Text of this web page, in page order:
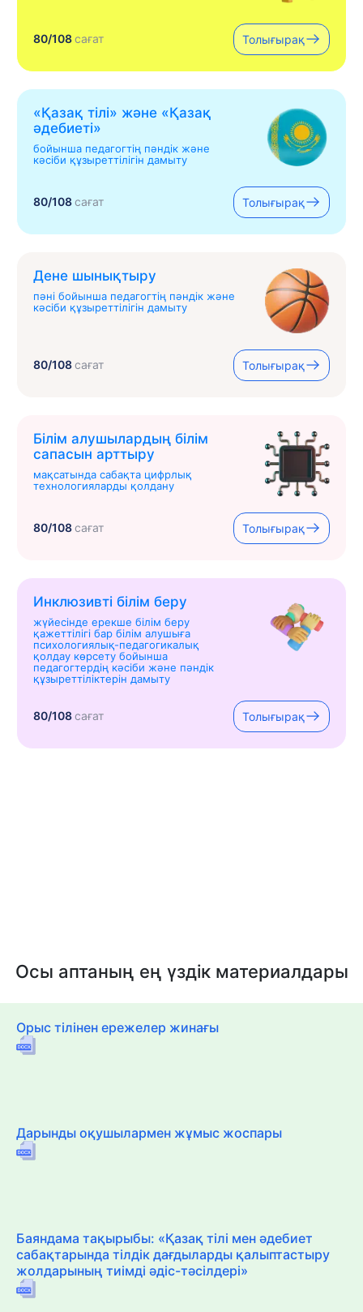
80/108сағат Толығырақ
«Қазақ тілі» жəне «Қазақ
əдебиеті»
бойынша педагогтің пәндік және
кәсіби құзыреттілігін дамыту
80/108сағат Толығырақ
Дене шынықтыру
пәні бойынша педагогтің пәндік және
кәсіби құзыреттілігін дамыту
80/108сағат Толығырақ
Білім алушылардың білім
сапасын арттыру
мақсатында сабақта цифрлық
технологияларды қолдану
80/108сағат Толығырақ
Инклюзивті білім беру
жүйесінде ерекше білім беру
қажеттілігі бар білім алушыға
психологиялық-педагогикалық
қолдау көрсету бойынша
педагогтердің кәсіби және пәндік
құзыреттіліктерін дамыту
80/108сағат Толығырақ
Осы аптаның ең үздік материалдары
Орыс тілінен ережелер жинағы
Дарынды оқушылармен жұмыс жоспары
Баяндама тақырыбы: «Қазақ тілі мен әдебиет
сабақтарында тілдік дағдыларды қалыптастыру
жолдарының тиімді әдіс-тәсілдері»